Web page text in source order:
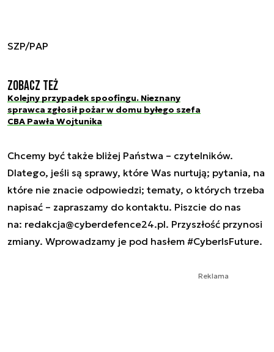
SZP/PAP
Zobacz też
Kolejny przypadek spoofingu. Nieznany
sprawca zgłosił pożar w domu byłego szefa
CBA Pawła Wojtunika
Chcemy być także bliżej Państwa – czytelników.
Dlatego, jeśli są sprawy, które Was nurtują; pytania, na
które nie znacie odpowiedzi; tematy, o których trzeba
napisać – zapraszamy do kontaktu. Piszcie do nas
na: redakcja@cyberdefence24.pl. Przyszłość przynosi
zmiany. Wprowadzamy je pod hasłem #CyberIsFuture.
Reklama